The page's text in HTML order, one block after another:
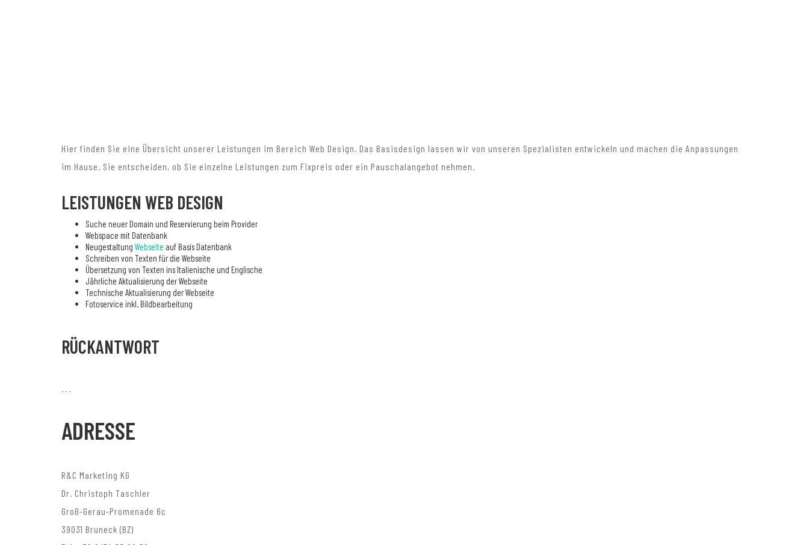
Hier finden Sie eine Übersicht unserer Leistungen im Bereich Web Design. Das Basisdesign lassen wir von unseren Spezialisten entwickeln und machen die Anpassungen
im Hause. Sie entscheiden, ob Sie einzelne Leistungen zum Fixpreis oder ein Pauschalangebot nehmen.
LEISTUNGEN WEB DESIGN
Suche neuer Domain und Reservierung beim Provider
Webspace mit Datenbank
Neugestaltung Webseite auf Basis Datenbank
Schreiben von Texten für die Webseite
Übersetzung von Texten ins Italienische und Englische
Jährliche Aktualisierung der Webseite
Technische Aktualisierung der Webseite
Fotoservice inkl. Bildbearbeitung
RÜCKANTWORT
ADRESSE
R&C Marketing KG
Dr. Christoph Taschler
Groß-Gerau-Promenade 6c
39031 Bruneck (BZ)